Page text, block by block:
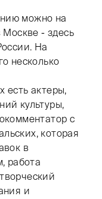
За
можно на
Москве - здесь
На
несколько
есть актеры,
культуры,
с
которая
в
работа
и